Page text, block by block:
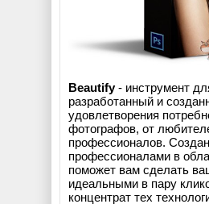
Beautify- инструмент
разработанный и
удовлетворения
фотографов, от
профессионалов.
профессионалами в
поможет вам сделать
идеальными в пару
концентрат тех